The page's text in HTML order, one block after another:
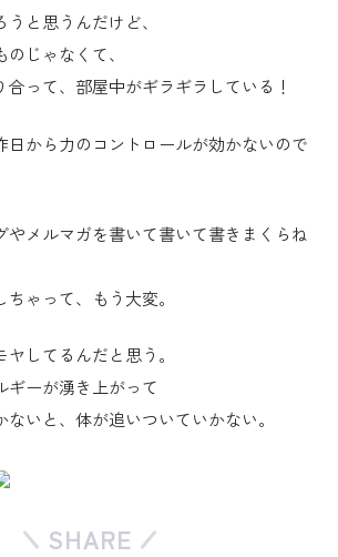
と思うんだけど、
じゃなくて、
合って、部屋中がギラギラしている！
日から力のコントロールが効かないので
やメルマガを書いて書いて書きまくらね
ゃって、もう大変。
してるんだと思う。
ギーが湧き上がって
いと、体が追いついていかない。
SHARE